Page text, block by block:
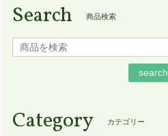
Search 商品検索
search
Category カテゴリー